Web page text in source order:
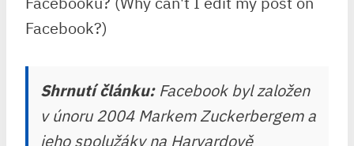
Shrnutí článku:Facebook byl založen
v únoru 2004 Markem Zuckerbergem a
jeho spolužáky na Harvardově